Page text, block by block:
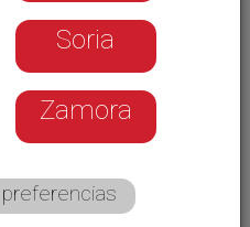
ante una buena
Bierzo y la mala serie
Arruinadas las
aproximado de la
confían en
las cerezas de media
Soria
Zamora